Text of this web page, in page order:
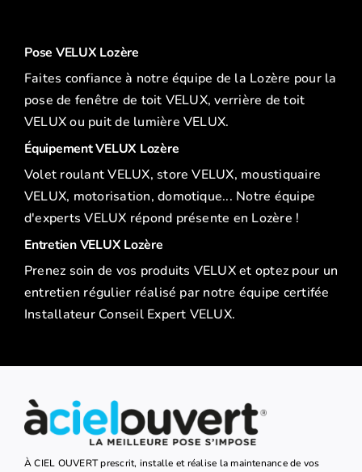
Pose VELUX Lozère
Faites confiance à notre équipe de la Lozère pour la
pose de fenêtre de toit VELUX, verrière de toit
VELUX ou puit de lumière VELUX.
Équipement VELUX Lozère
Volet roulant VELUX, store VELUX, moustiquaire
VELUX, motorisation, domotique... Notre équipe
d'experts VELUX répond présente en Lozère !
Entretien VELUX Lozère
Prenez soin de vos produits VELUX et optez pour un
entretien régulier réalisé par notre équipe certifée
Installateur Conseil Expert VELUX.
À CIEL OUVERT prescrit, installe et réalise la maintenance de vos